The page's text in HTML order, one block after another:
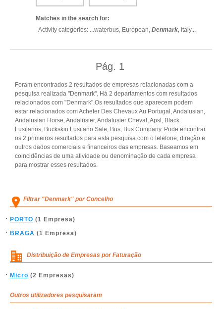
Matches in the search for:
Activity categories: ...waterbus, European, Denmark, Italy...
Pág. 1
Foram encontrados 2 resultados de empresas relacionadas com a
pesquisa realizada "Denmark". Há 2 departamentos com resultados
relacionados com "Denmark".Os resultados que aparecem podem
estar relacionados com Acheter Des Chevaux Au Portugal, Andalusian,
Andalusian Horse, Andalusier, Andalusier Cheval, Apsl, Black
Lusitanos, Buckskin Lusitano Sale, Bus, Bus Company. Pode encontrar
os 2 primeiros resultados para esta pesquisa com o telefone, direção e
outros dados comerciais e financeiros das empresas. Baseamos em
coincidências de uma atividade ou denominação de cada empresa
para mostrar esses resultados.
Filtrar "Denmark" por Concelho
PORTO (1 Empresa)
BRAGA (1 Empresa)
Distribuição de Empresas por Faturação
Micro (2 Empresas)
Outros utilizadores pesquisaram